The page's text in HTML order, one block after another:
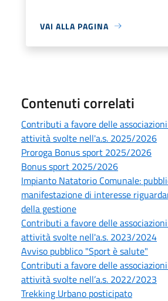
VAI ALLA PAGINA
Contenuti correlati
Contributi a favore delle
attività svolte nell'a.s. 2025/2026
Proroga Bonus sport 2025/2026
Bonus sport 2025/2026
Impianto Natatorio Comunale:
manifestazione di interesse
della gestione
Contributi a favore delle
attività svolte nell'a.s. 2023/2024
Avviso pubblico "Sport è salute"
Contributi a favore delle
attività svolte nell’a.s. 2022/2023
Trekking Urbano posticipato